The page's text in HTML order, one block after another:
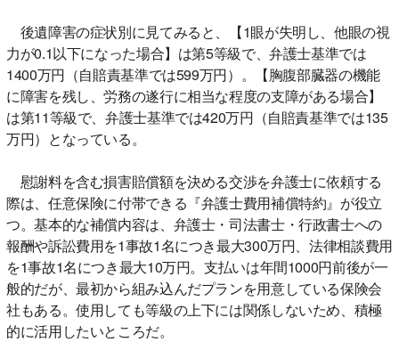
後遺障害の症状別に見てみると、【1眼が失明し、他眼の視
力が0.1以下になった場合】は第5等級で、弁護士基準では
1400万円（自賠責基準では599万円）。【胸腹部臓器の機能
に障害を残し、労務の遂行に相当な程度の支障がある場合】
は第11等級で、弁護士基準では420万円（自賠責基準では135
万円）となっている。
慰謝料を含む損害賠償額を決める交渉を弁護士に依頼する
際は、任意保険に付帯できる『弁護士費用補償特約』が役立
つ。基本的な補償内容は、弁護士・司法書士・行政書士への
報酬や訴訟費用を1事故1名につき最大300万円、法律相談費用
を1事故1名につき最大10万円。支払いは年間1000円前後が一
般的だが、最初から組み込んだプランを用意している保険会
社もある。使用しても等級の上下には関係しないため、積極
的に活用したいところだ。